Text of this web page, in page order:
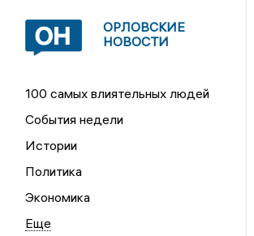
ОРЛОВСКИЕ
НОВОСТИ
100 самых влиятельных людей
События недели
Истории
Политика
Экономика